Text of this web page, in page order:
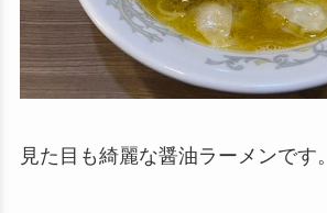
見た目も綺麗な醤油ラーメンです。